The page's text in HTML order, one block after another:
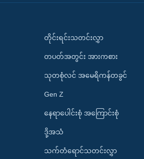
တိုင်းရင်းသတင်းလွှာ
တပတ်အတွင်း အားကစား
သုတစုံလင် အမေရိကန်တခွင်
Gen Z
နေရာပေါင်းစုံ အကြောင်းစုံ
ဒို့အသံ
သက်တံရောင်သတင်းလွှာ